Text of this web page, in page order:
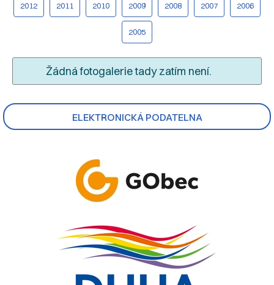
ELEKTRONICKÁ PODATELNA
2012 2011 2010 2009 2008 2007 2006
2005
Žádná fotogalerie tady zatím není.